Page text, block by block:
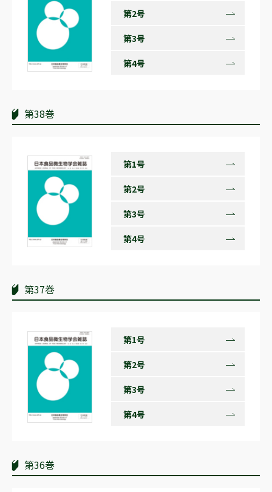
第2号
第3号
第4号
第38巻
第1号
第2号
第3号
第4号
第37巻
第1号
第2号
第3号
第4号
第36巻